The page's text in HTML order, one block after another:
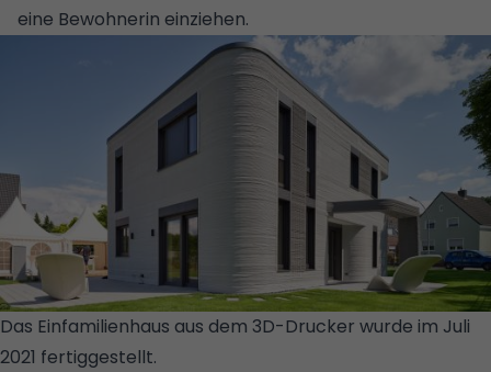
eine Bewohnerin einziehen.
Das Einfamilienhaus aus dem 3D-Drucker wurde im Juli
2021 fertiggestellt.